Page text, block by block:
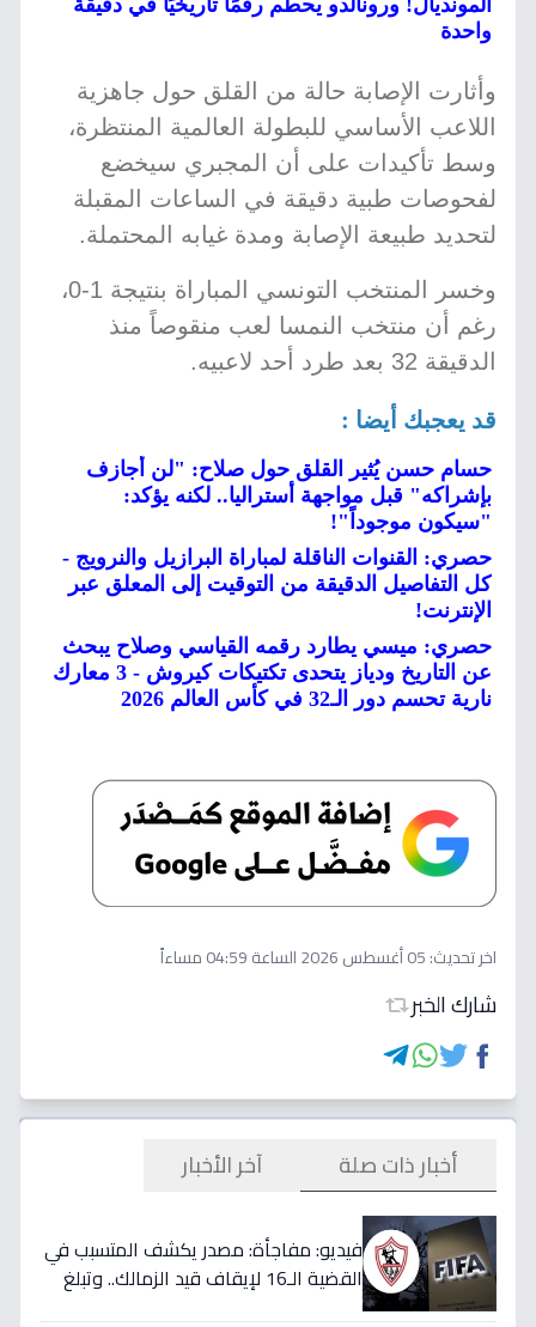
المونديال! ورونالدو يحطم رقمًا تاريخيًا في دقيقة
واحدة
وأثارت الإصابة حالة من القلق حول جاهزية
اللاعب الأساسي للبطولة العالمية المنتظرة،
وسط تأكيدات على أن المجبري سيخضع
لفحوصات طبية دقيقة في الساعات المقبلة
لتحديد طبيعة الإصابة ومدة غيابه المحتملة.
وخسر المنتخب التونسي المباراة بنتيجة 1-0،
رغم أن منتخب النمسا لعب منقوصاً منذ
الدقيقة 32 بعد طرد أحد لاعبيه.
قد يعجبك أيضا :
حسام حسن يُثير القلق حول صلاح: "لن أجازف
بإشراكه" قبل مواجهة أستراليا.. لكنه يؤكد:
"سيكون موجوداً"!
حصري: القنوات الناقلة لمباراة البرازيل والنرويج -
كل التفاصيل الدقيقة من التوقيت إلى المعلق عبر
الإنترنت!
حصري: ميسي يطارد رقمه القياسي وصلاح يبحث
عن التاريخ ودياز يتحدى تكتيكات كيروش - 3 معارك
نارية تحسم دور الـ32 في كأس العالم 2026
اخر تحديث:05 أغسطس 2026 الساعة 04:59 مساءاً
شارك الخبر
أخبار ذات صلة آخر الأخبار
فيديو: مفاجأة: مصدر يكشف المتسبب في
القضية الـ16 لإيقاف قيد الزمالك.. وتبلغ